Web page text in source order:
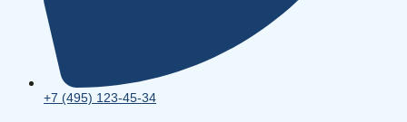
+7 (495) 123-45-34